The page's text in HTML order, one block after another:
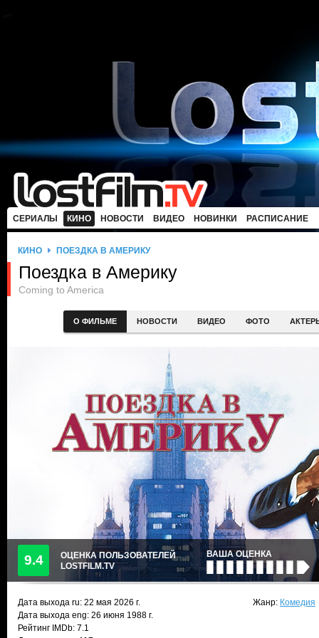
СЕРИАЛЫ КИНО НОВОСТИ ВИДЕО НОВИНКИ РАСПИСАНИЕ
КИНО ПОЕЗДКА В АМЕРИКУ
Поездка в Америку
Coming to America
О ФИЛЬМЕ НОВОСТИ ВИДЕО ФОТО
9.4
ОЦЕНКА ПОЛЬЗОВАТЕЛЕЙ
LOSTFILM.TV
ВАША ОЦЕНКА
Дата выхода ru: 22 мая 2026 г.
Дата выхода eng: 26 июня 1988 г.
Рейтинг IMDb: 7.1
Жанр: Комедия